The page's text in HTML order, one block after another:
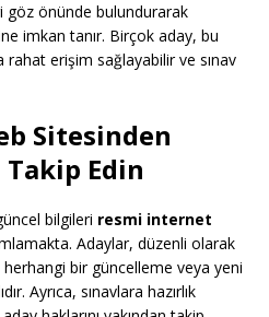
göz önünde bulundurarak
imkan tanır. Birçok aday, bu
rahat erişim sağlayabilir ve sınav
Sitesinden
Edin
bilgileri resmi internet
Adaylar, düzenli olarak
bir güncelleme veya yeni
Ayrıca, sınavlara hazırlık